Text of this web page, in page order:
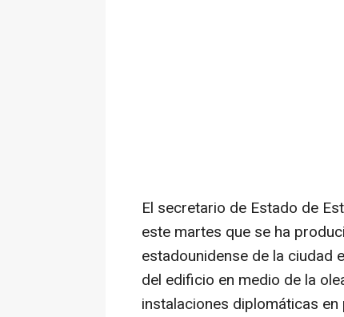
El secretario de Estado de
este martes que se ha
estadounidense de la ciudad
del edificio en medio de la
instalaciones diplomáticas